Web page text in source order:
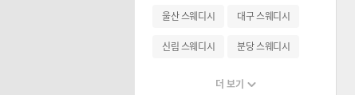
울산 스웨디시 대구 스웨디시
신림 스웨디시 분당 스웨디시
더 보기